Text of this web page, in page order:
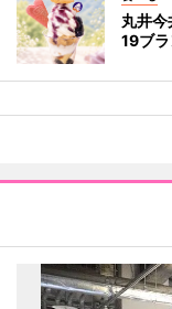
丸井
19ブ